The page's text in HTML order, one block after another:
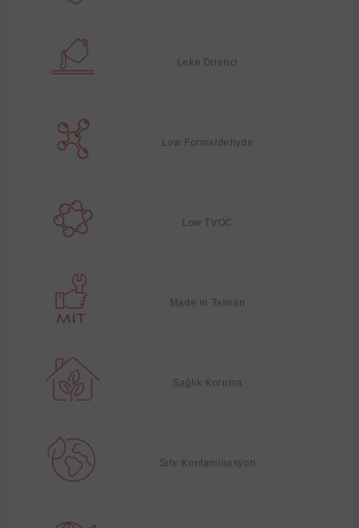
Leke Direnci
Low Formaldehyde
Low TVOC
Made in Taiwan
Sağlık Koruma
Sıfır Kontaminasyon